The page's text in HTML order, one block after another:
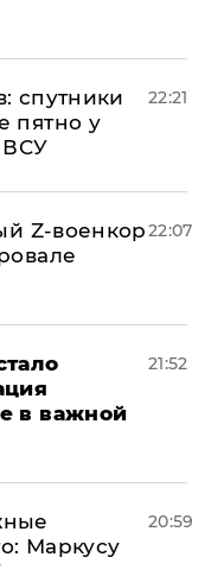
спутники
пятно у
ВСУ
22:21
Z-военкор22:07
в важной
21:52
Маркусу
20:59